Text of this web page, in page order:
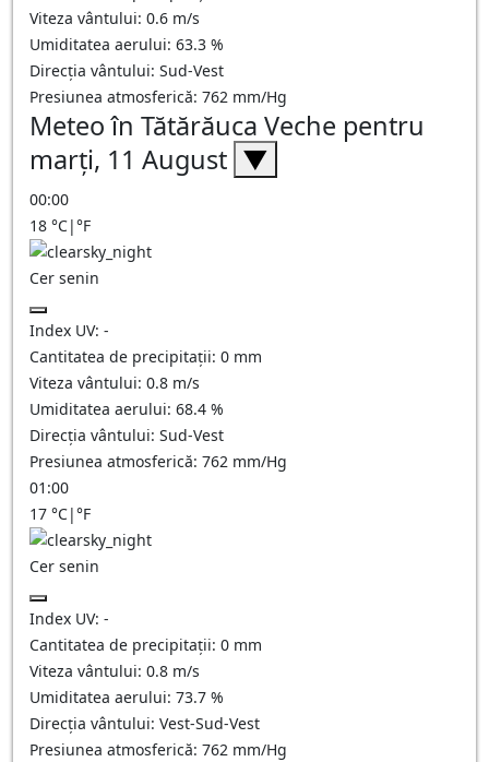
Viteza vântului: 0.6 m/s
Umiditatea aerului: 63.3 %
Direcția vântului: Sud-Vest
Presiunea atmosferică: 762 mm/Hg
Meteo în Tătărăuca Veche pentru
marți, 11 August ▼
00:00
18 °C|°F
Cer senin
Index UV: -
Cantitatea de precipitații: 0 mm
Viteza vântului: 0.8 m/s
Umiditatea aerului: 68.4 %
Direcția vântului: Sud-Vest
Presiunea atmosferică: 762 mm/Hg
01:00
17 °C|°F
Cer senin
Index UV: -
Cantitatea de precipitații: 0 mm
Viteza vântului: 0.8 m/s
Umiditatea aerului: 73.7 %
Direcția vântului: Vest-Sud-Vest
Presiunea atmosferică: 762 mm/Hg